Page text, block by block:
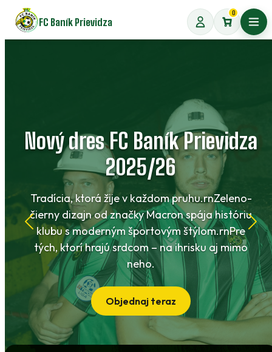
Preskočiť
na
obsah
FC Baník Prievidza
0
Nový dres FC Baník Prievidza
2025/26
Tradícia, ktorá žije v každom pruhu.rnZeleno-
čierny dizajn od značky Macron spája históriu
klubu s moderným športovým štýlom.rnPre
tých, ktorí hrajú srdcom – na ihrisku aj mimo
neho.
Objednaj teraz